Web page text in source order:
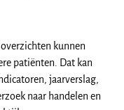
kunnen
patiënten. Dat kan
jaarverslag,
naar handelen en